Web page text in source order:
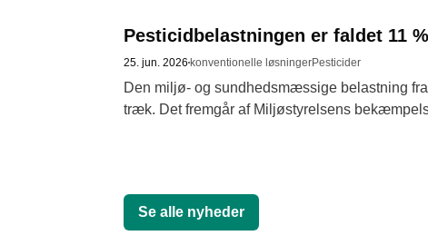
Pesticidbelastningen er faldet 11 %
25. jun. 2026 konventionelle løsningerPesticider
Den miljø- og sundhedsmæssige belastning
Se alle nyheder